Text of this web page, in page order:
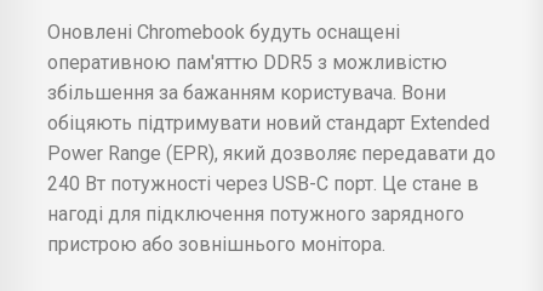
Оновлені Chromebook будуть оснащені
оперативною пам'яттю DDR5 з можливістю
збільшення за бажанням користувача. Вони
обіцяють підтримувати новий стандарт Extended
Power Range (EPR), який дозволяє передавати до
240 Вт потужності через USB-C порт. Це стане в
нагоді для підключення потужного зарядного
пристрою або зовнішнього монітора.